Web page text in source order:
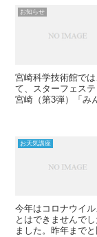
お知らせ
宮崎科学技術館で
て、スターフェス
宮崎（第3弾）「み
お天気講座
今年はコロナウイ
とはできませんで
ました。昨年まで